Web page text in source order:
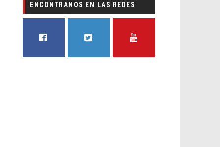
ENCONTRANOS EN LAS REDES